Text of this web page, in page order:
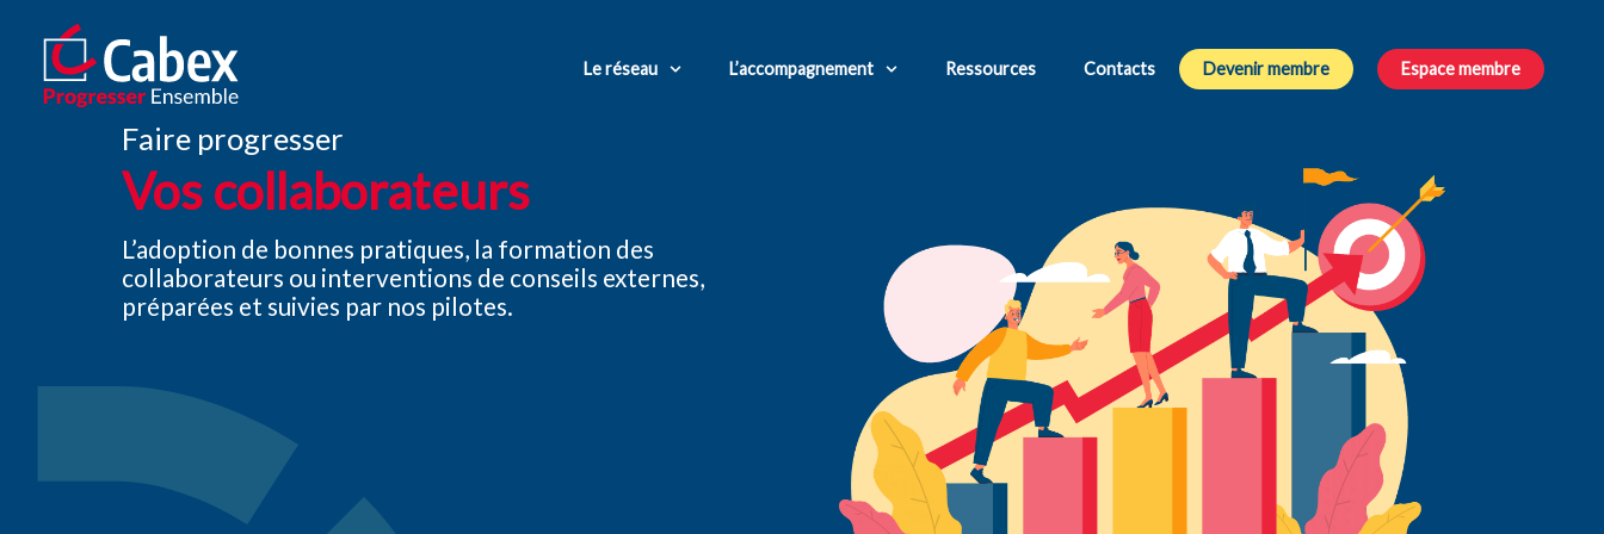
Le réseau L’accompagnement Ressources Contacts Devenir membre Espace membre
Notre réseau propose aux cabinets des outils performants de progression et de formation destinés aux collaborateurs des cabinets d’experts-comptables.
Cabex : le réseau des cabinets experts-comptables indépendants dans toute la
France
Le réseau Cabex a pour mission de faire
dirigeants et collaborateurs de cabinets d’experts-comptables indépendants dans toute la France.
Notreréseau
rassemble plus de 60 cabinets d’experts-comptables et commissaires aux comptes indépendants sur toute la France et les DOM-TOM.
Adhérez à notre réseau si vous recherchez un réseau de cabinets en régions, Île-de-France, dans le Sud de la France, dans le Sud-Est, dans le sud-Ouest, dans le Nord de la
Faire progresser
Vos collaborateurs
L’adoption de bonnes pratiques, la formation des
collaborateurs ou interventions de conseils externes,
préparées et suivies par nos pilotes.